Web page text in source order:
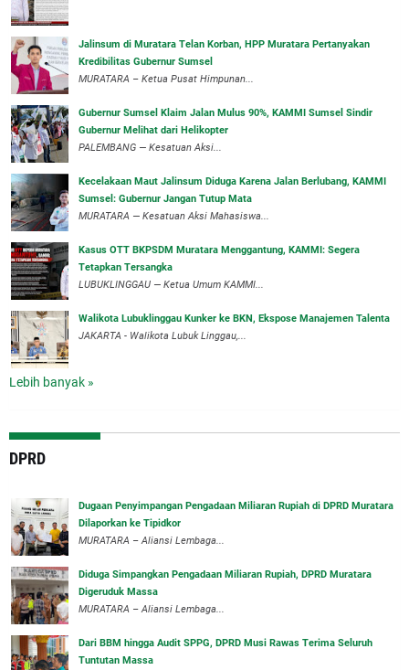
‎Jalinsum di Muratara Telan Korban, HPP Muratara Pertanyakan
Kredibilitas Gubernur Sumsel
MURATARA – Ketua Pusat Himpunan...
‎Gubernur Sumsel Klaim Jalan Mulus 90%, KAMMI Sumsel Sindir
Gubernur Melihat dari Helikopter
‎PALEMBANG — Kesatuan Aksi...
‎Kecelakaan Maut Jalinsum Diduga Karena Jalan Berlubang, KAMMI
Sumsel: Gubernur Jangan Tutup Mata
‎MURATARA — Kesatuan Aksi Mahasiswa...
‎Kasus OTT BKPSDM Muratara Menggantung, KAMMI: Segera
Tetapkan Tersangka
‎LUBUKLINGGAU — Ketua Umum KAMMI...
Walikota Lubuklinggau Kunker ke BKN, Ekspose Manajemen Talenta
JAKARTA - Walikota Lubuk Linggau,...
Lebih banyak »
DPRD
‎Dugaan Penyimpangan Pengadaan Miliaran Rupiah di DPRD Muratara
Dilaporkan ke Tipidkor
‎MURATARA – Aliansi Lembaga...
Diduga Simpangkan Pengadaan Miliaran Rupiah, DPRD Muratara
Digeruduk Massa
‎MURATARA – Aliansi Lembaga...
Dari BBM hingga Audit SPPG, DPRD Musi Rawas Terima Seluruh
Tuntutan Massa